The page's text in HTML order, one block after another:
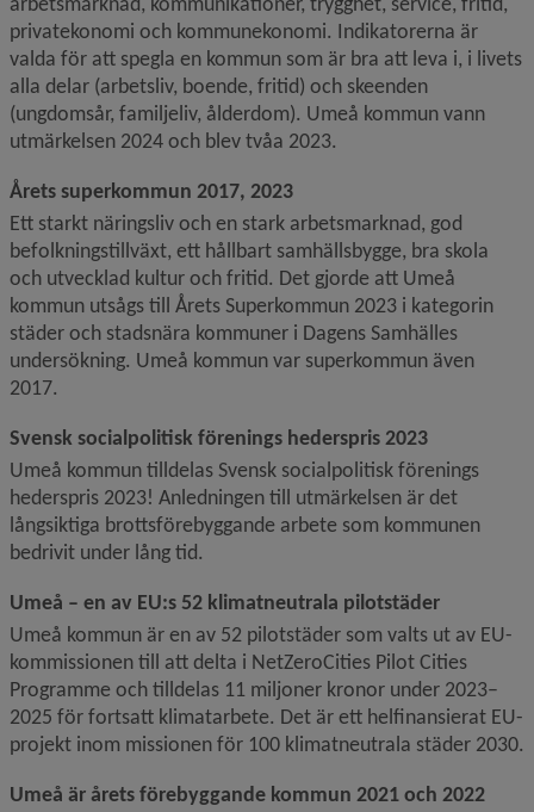
privatekonomi och kommunekonomi. Indikatorerna är
valda för att spegla en kommun som är bra att leva i, i livets
alla delar (arbetsliv, boende, fritid) och skeenden
(ungdomsår, familjeliv, ålderdom). Umeå kommun vann
utmärkelsen 2024 och blev tvåa 2023.
Årets superkommun 2017, 2023
Ett starkt näringsliv och en stark arbetsmarknad, god
befolkningstillväxt, ett hållbart samhällsbygge, bra skola
och utvecklad kultur och fritid. Det gjorde att Umeå
kommun utsågs till Årets Superkommun 2023 i kategorin
städer och stadsnära kommuner i Dagens Samhälles
undersökning. Umeå kommun var superkommun även
2017.
Svensk socialpolitisk förenings hederspris 2023
Umeå kommun tilldelas Svensk socialpolitisk förenings
hederspris 2023! Anledningen till utmärkelsen är det
långsiktiga brottsförebyggande arbete som kommunen
bedrivit under lång tid.
Umeå – en av EU:s 52 klimatneutrala pilotstäder
Umeå kommun är en av 52 pilotstäder som valts ut av EU-
kommissionen till att delta i NetZeroCities Pilot Cities
Programme och tilldelas 11 miljoner kronor under 2023–
2025 för fortsatt klimatarbete. Det är ett helfinansierat EU-
projekt inom missionen för 100 klimatneutrala städer 2030.
Umeå är årets förebyggande kommun 2021 och 2022